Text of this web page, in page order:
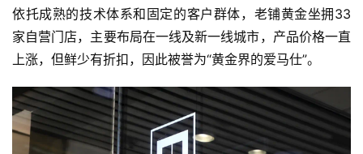
首
依托成熟的技术体系和固定的客户群体，老铺黄金坐拥33
家自营门店，主要布局在一线及新一线城市，产品价格一直
上涨，但鲜少有折扣，因此被誉为“黄金界的爱马仕”。